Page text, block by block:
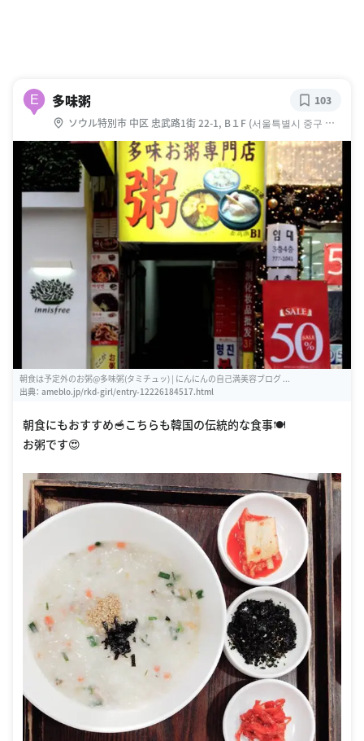
E 多味粥
ソウル特別市 中区 忠武路1街 22-1, B１F (서울특별시 중구 충
무로1가 22-1, B1F) [道路名住所] ソウル特別市 中区 明洞4キル
40 B１F (서울특별시 중구 명동4길 40 B1F)
103
朝食は予定外のお粥@多味粥(タミチュッ) | にんにんの自己満美容ブログ ...
出典： ameblo.jp/rkd-girl/entry-12226184517.html
朝食にもおすすめ🥣こちらも韓国の伝統的な食事🍽
お粥です😍